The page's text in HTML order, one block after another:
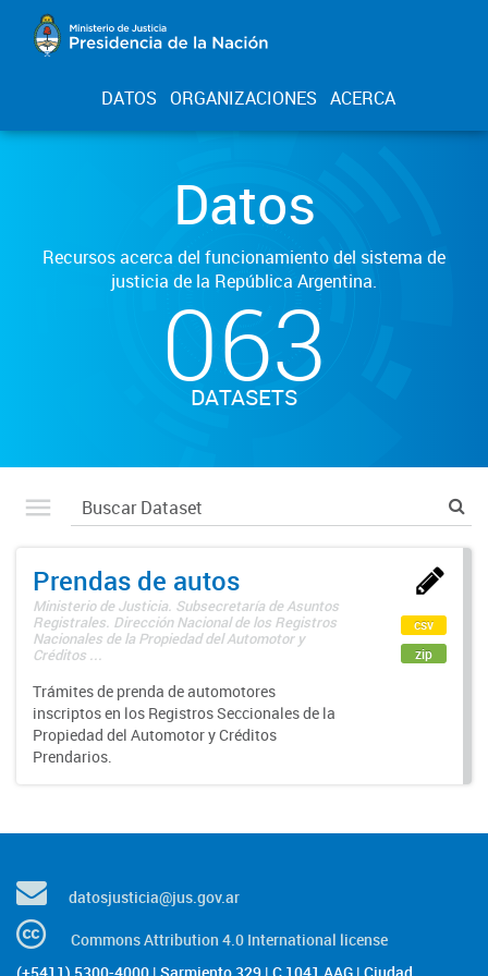
DATOS ORGANIZACIONES ACERCA
Datos
Recursos acerca del funcionamiento del sistema de
justicia de la República Argentina.
063
DATASETS
Prendas de autos
Ministerio de Justicia. Subsecretaría de Asuntos
Registrales. Dirección Nacional de los Registros
Nacionales de la Propiedad del Automotor y
Créditos ...
Trámites de prenda de automotores
inscriptos en los Registros Seccionales de la
Propiedad del Automotor y Créditos
Prendarios.
csv
zip
datosjusticia@jus.gov.ar
Commons Attribution 4.0 International license